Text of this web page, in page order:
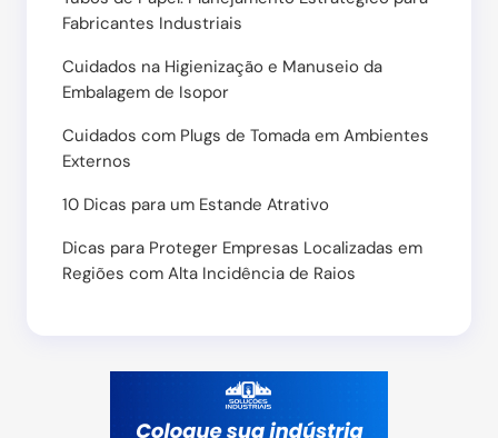
Fabricantes Industriais
Cuidados na Higienização e Manuseio da
Embalagem de Isopor
Cuidados com Plugs de Tomada em Ambientes
Externos
10 Dicas para um Estande Atrativo
Dicas para Proteger Empresas Localizadas em
Regiões com Alta Incidência de Raios